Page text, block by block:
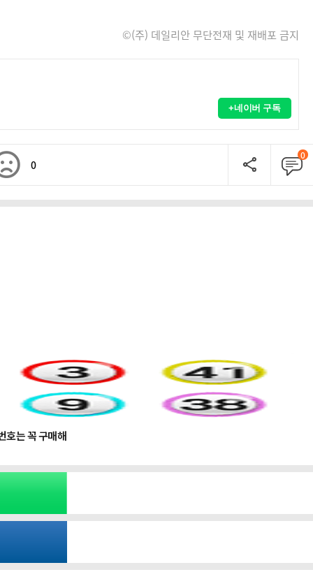
©(주) 데일리안 무단전재 및 재배포 금지
+네이버 구독
0
0